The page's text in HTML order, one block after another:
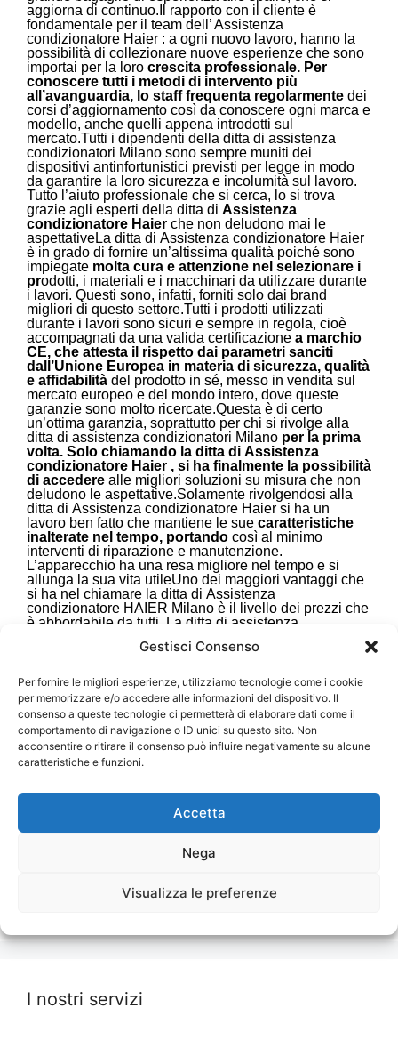
Gestisci Consenso
Per fornire le migliori esperienze, utilizziamo tecnologie come i cookie
per memorizzare e/o accedere alle informazioni del dispositivo. Il
consenso a queste tecnologie ci permetterà di elaborare dati come il
comportamento di navigazione o ID unici su questo sito. Non
acconsentire o ritirare il consenso può influire negativamente su alcune
caratteristiche e funzioni.
Accetta
Nega
Visualizza le preferenze
aggiorna di continuo. Il rapporto con il cliente è
fondamentale per il team dell’ Assistenza
condizionatore Haier : a ogni nuovo lavoro, hanno la
possibilità di collezionare nuove esperienze che sono
importai per la loro crescita professionale. Per
conoscere tutti i metodi di intervento più
all’avanguardia, lo staff frequenta regolarmente dei
corsi d’aggiornamento così da conoscere ogni marca e
modello, anche quelli appena introdotti sul
mercato.Tutti i dipendenti della ditta di assistenza
condizionatori Milano sono sempre muniti dei
dispositivi antinfortunistici previsti per legge in modo
da garantire la loro sicurezza e incolumità sul lavoro.
Tutto l’aiuto professionale che si cerca, lo si trova
grazie agli esperti della ditta di Assistenza
condizionatore Haier che non deludono mai le
aspettativeLa ditta di Assistenza condizionatore Haier
è in grado di fornire un’altissima qualità poiché sono
impiegate molta cura e attenzione nel selezionare i
prodotti, i materiali e i macchinari da utilizzare durante
i lavori. Questi sono, infatti, forniti solo dai brand
migliori di questo settore.Tutti i prodotti utilizzati
durante i lavori sono sicuri e sempre in regola, cioè
accompagnati da una valida certificazione a marchio
CE, che attesta il rispetto dai parametri sanciti
dall’Unione Europea in materia di sicurezza, qualità
e affidabilità del prodotto in sé, messo in vendita sul
mercato europeo e del mondo intero, dove queste
garanzie sono molto ricercate.Questa è di certo
un’ottima garanzia, soprattutto per chi si rivolge alla
ditta di assistenza condizionatori Milano per la prima
volta. Solo chiamando la ditta di Assistenza
condizionatore Haier , si ha finalmente la possibilità
di accedere alle migliori soluzioni su misura che non
deludono le aspettative.Solamente rivolgendosi alla
ditta di Assistenza condizionatore Haier si ha un
lavoro ben fatto che mantiene le sue caratteristiche
inalterate nel tempo, portando così al minimo
interventi di riparazione e manutenzione.
L’apparecchio ha una resa migliore nel tempo e si
allunga la sua vita utileUno dei maggiori vantaggi che
si ha nel chiamare la ditta di Assistenza
condizionatore HAIER Milano è il livello dei prezzi che
è abbordabile da tutti. La ditta di assistenza
e fissi i prezzi e le tariffe negli ultimi anni, così che
permettersi un intervento di tipo professionale senza
andare in bolletta alla fine del mese. La ditta
di Assistenza condizionatore Haier propone il miglior
rapporto qualità prezzo, poiché non è possibile trovare
un’altra ditta concorrente che sia in grado di fornire
un servizio di qualità superiore a un prezzo minore.
Link Utili:
Etimologia della
Condizionatore(Wikipdia)
Condizionatore(Wikipedia)
I nostri servizi